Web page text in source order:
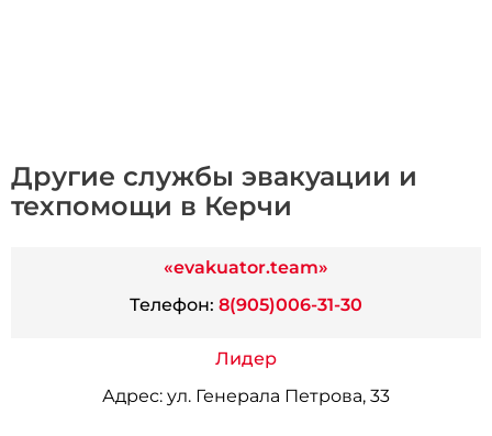
Другие службы эвакуации и
техпомощи в Керчи
«evakuator.team»
Телефон: 8(905)006-31-30
Лидер
Адрес:ул. Генерала Петрова, 33